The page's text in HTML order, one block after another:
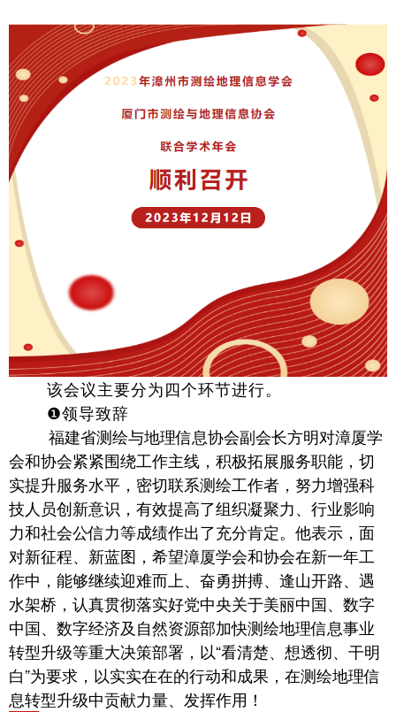
该会议主要分为四个环节进行。
❶领导致辞
福建省测绘与地理信息协会副会长方明对漳厦学
会和协会紧紧围绕工作主线，积极拓展服务职能，切
实提升服务水平，密切联系测绘工作者，努力增强科
技人员创新意识，有效提高了组织凝聚力、行业影响
力和社会公信力等成绩作出了充分肯定。他表示，面
对新征程、新蓝图，希望漳厦学会和协会在新一年工
作中，能够继续迎难而上、奋勇拼搏、逢山开路、遇
水架桥，认真贯彻落实好党中央关于美丽中国、数字
中国、数字经济及自然资源部加快测绘地理信息事业
转型升级等重大决策部署，以“看清楚、想透彻、干明
白”为要求，以实实在在的行动和成果，在测绘地理信
息转型升级中贡献力量、发挥作用！